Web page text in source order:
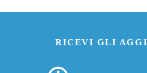
RICEVI GLI